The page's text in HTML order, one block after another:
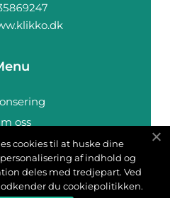
oss
oss
cookies til at huske dine
af indhold og
deles med tredjepart. Ved
du cookiepolitikken.